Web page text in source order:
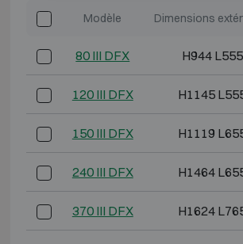
Modèle Dimensions
80 III DFX H944
120 III DFX H1145
150 III DFX H1119
240 III DFX H1464
370 III DFX H1624